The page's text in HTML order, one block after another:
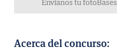
Envíanos tu fotoBases
Acerca del concurso: